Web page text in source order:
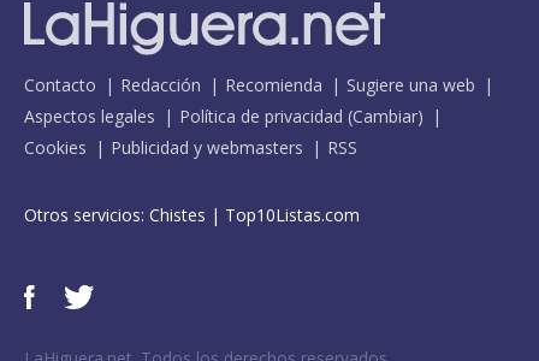
Contacto Redacción Recomienda
Sugiere una web
Aspectos legales
Política de privacidad (Cambiar)
Cookies
Publicidad y webmasters RSS
Otros servicios: Chistes | Top10Listas.com